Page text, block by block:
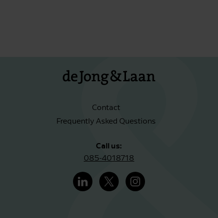
Contact
Frequently Asked Questions
Call us:
085-4018718